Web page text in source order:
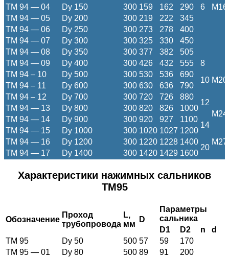
6 M16
ТМ 94 — 04
Dy 150 300 159 162
290
ТМ 94 — 05
Dy 200 300 219 222
345
ТМ 94 — 06
Dy 250 300 273 278
400
ТМ 94 — 07
Dy 300 300 325 330
450
ТМ 94 — 08
Dy 350 300 377 382
505
ТМ 94 — 09
Dy 400 300 426 432 555
8
M20
ТМ 94 – 10 Dy 500 300 530 536 690
10
ТМ 94 – 11 Dy 600 300 630 636
790
ТМ 94 – 12
Dy 700 300 720 726 880
12
ТМ 94 — 13 Dy 800 300 820 826 1000
M24
ТМ 94 — 14 Dy 900 300 920 927 1100
14
ТМ 94 — 15 Dy 1000 300 1020 1027 1200
M27
ТМ 94 — 16 Dy 1200 300 1220 1228 1400
20
ТМ 94 — 17 Dy 1400 300 1420 1429 1600
Характеристики нажимных сальников
ТМ95
Обозначение
Проход
трубопровода
L,
мм
D
Параметры
сальника
D1
D2 n
d
ТМ 95
Dy 50 500 57 59 170
ТМ 95 — 01 Dy 80 500 89 91
200